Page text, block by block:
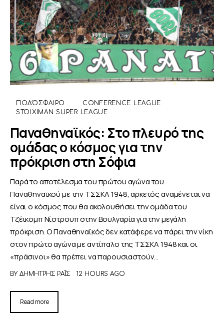
ΠΟΔΌΣΦΑΙΡΟ
CONFERENCE LEAGUE
STOIXIMAN SUPER LEAGUE
Παναθηναϊκός: Στο πλευρό της
ομάδας ο κόσμος για την
πρόκριση στη Σόφια
Παρά το αποτέλεσμα του πρώτου αγώνα του
Παναθηναϊκού με την ΤΣΣΚΑ 1948, αρκετός αναμένεται να
είναι ο κόσμος που θα ακολουθήσει την ομάδα του
Τζέικομπ Νίστρουπ στην Βουλγαρία για την μεγάλη
πρόκριση. Ο Παναθηναϊκός δεν κατάφερε να πάρει την νίκη
στον πρώτο αγώνα με αντίπαλο της ΤΣΣΚΑ 1948 και οι
«πράσινοι» θα πρέπει να παρουσιαστούν…
BY ΔΗΜΉΤΡΗΣ ΡΑΪ́Σ 12 HOURS AGO
Read more